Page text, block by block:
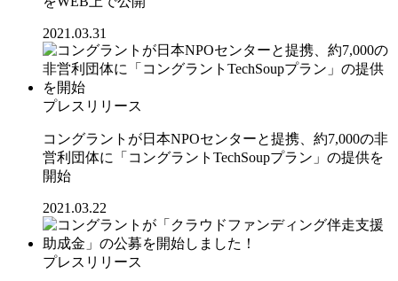
2021.03.31
プレスリリース
コングラントが日本NPOセンターと提携、約7,000の非
営利団体に「コングラントTechSoupプラン」の提供を
開始
2021.03.22
プレスリリース